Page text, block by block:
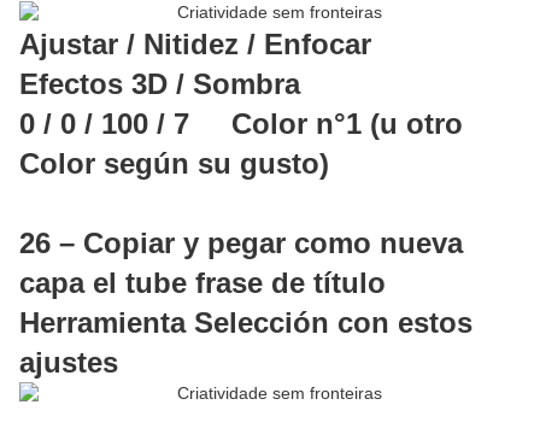
Ajustar / Nitidez / Enfocar
Efectos 3D / Sombra
0 / 0 / 100 / 7 Color n°1 (u otro
Color según su gusto)
26 – Copiar y pegar como nueva
capa el tube frase de título
Herramienta Selección con estos
ajustes